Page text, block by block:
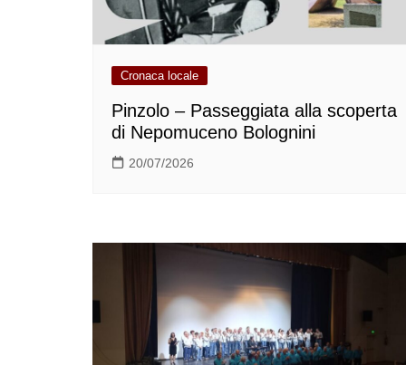
Cronaca locale
Pinzolo – Passeggiata alla scoperta
di Nepomuceno Bolognini
20/07/2026